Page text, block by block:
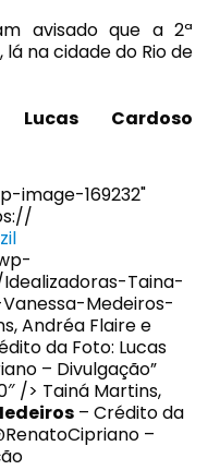
avisado que a 2ª
na cidade do Rio de
Cardoso
image-169232"
Taina-
Medeiros-
Andréa Flaire e
da Foto: Lucas
– Divulgação”
/> Tainá Martins,
– Crédito da
–